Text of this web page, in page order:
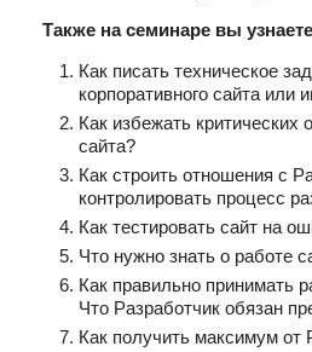
Также на семинаре вы
Как писать техническое
корпоративного сайта или
Как избежать критических
сайта?
Как строить отношения с
контролировать процесс
Как тестировать сайт на
Что нужно знать о работе
Как правильно принимать
Что Разработчик обязан
Как получить максимум от